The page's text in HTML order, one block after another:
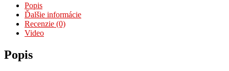
Popis
Ďalšie informácie
Recenzie (0)
Video
Popis